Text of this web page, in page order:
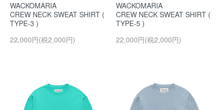
WACKOMARIA
CREW NECK SWEAT SHIRT (
TYPE-3 )
22,000円(税2,000円)
WACKOMARIA
CREW NECK SWEAT SHIRT (
TYPE-5 )
22,000円(税2,000円)